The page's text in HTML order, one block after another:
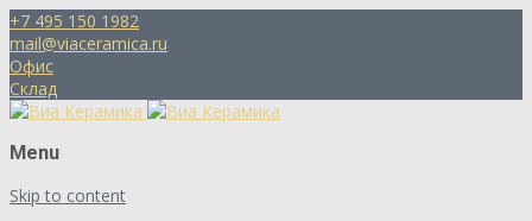
+7 495 150 1982
mail@viaceramica.ru
Офис
Склад
Menu
Skip to content